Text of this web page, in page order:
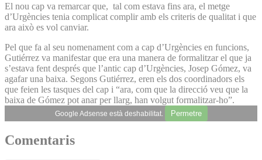
El nou cap va remarcar que, tal com estava fins ara, el metge
d’Urgències tenia complicat complir amb els criteris de qualitat i que
ara això es vol canviar.
Pel que fa al seu nomenament com a cap d’Urgències en funcions,
Gutiérrez va manifestar que era una manera de formalitzar el que ja
s’estava fent després que l’antic cap d’Urgències, Josep Gómez, va
agafar una baixa. Segons Gutiérrez, eren els dos coordinadors els
que feien les tasques del cap i “ara, com que la direcció veu que la
baixa de Gómez pot anar per llarg, han volgut formalitzar-ho”.
Google Adsense està deshabilitat. Permetre
Comentaris